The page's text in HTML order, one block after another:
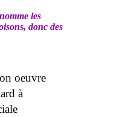
les
donc des
oeuvre
à